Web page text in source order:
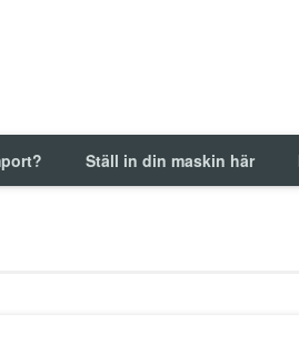
Ställ in din maskin här